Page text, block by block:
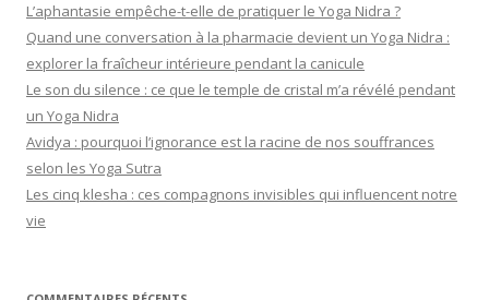
L’aphantasie empêche-t-elle de pratiquer le Yoga Nidra ?
Quand une conversation à la pharmacie devient un Yoga Nidra :
explorer la fraîcheur intérieure pendant la canicule
Le son du silence : ce que le temple de cristal m’a révélé pendant
un Yoga Nidra
Avidya : pourquoi l’ignorance est la racine de nos souffrances
selon les Yoga Sutra
Les cinq klesha : ces compagnons invisibles qui influencent notre
vie